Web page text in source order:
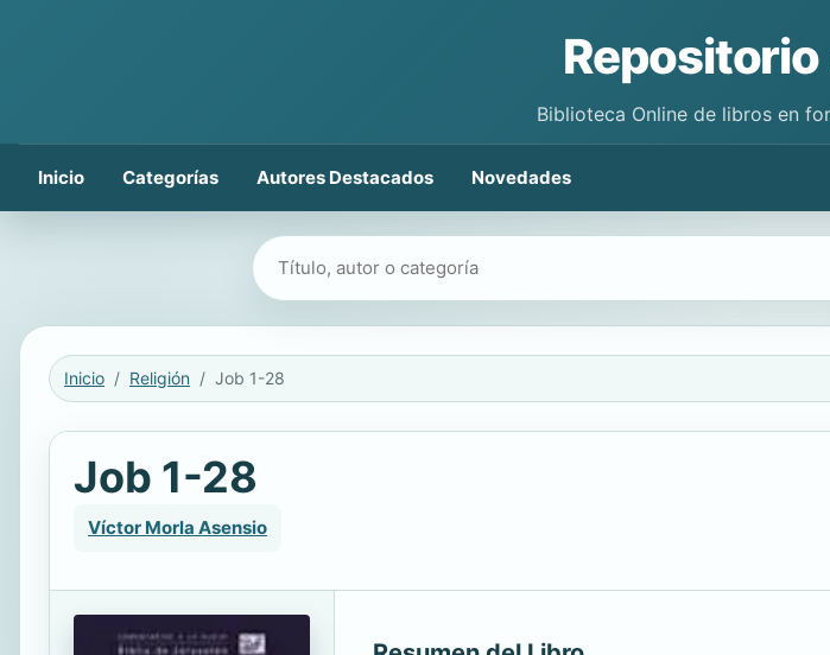
Biblioteca Online de libros en
Inicio Categorías Autores Destacados Novedades
Buscar libros
Inicio Religión Job 1-28
Job 1-28
Víctor Morla Asensio